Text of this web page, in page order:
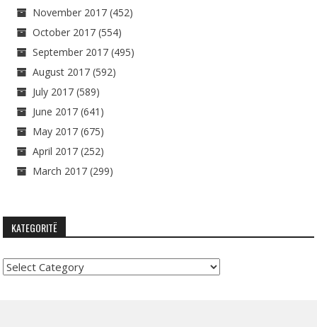
November 2017 (452)
October 2017 (554)
September 2017 (495)
August 2017 (592)
July 2017 (589)
June 2017 (641)
May 2017 (675)
April 2017 (252)
March 2017 (299)
KATEGORITË
Kategoritë